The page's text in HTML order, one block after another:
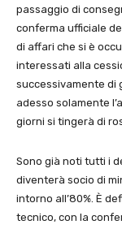
passaggio di
conferma ufficiale
di affari che si è
interessati alla
successivamente di
adesso solamente
giorni si tingerà di
Sono già noti tutti i
diventerà socio di
intorno all’80%. È
tecnico, con la